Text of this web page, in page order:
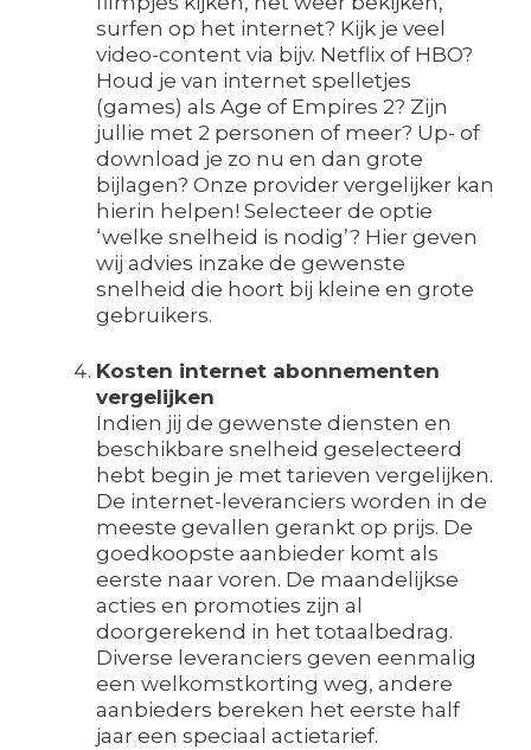
surfen op het internet? Kijk je veel
video-content via bijv. Netflix of HBO?
Houd je van internet spelletjes
(games) als Age of Empires 2? Zijn
jullie met 2 personen of meer? Up- of
download je zo nu en dan grote
bijlagen? Onze provider vergelijker kan
hierin helpen! Selecteer de optie
‘welke snelheid is nodig’? Hier geven
wij advies inzake de gewenste
snelheid die hoort bij kleine en grote
gebruikers.
Kosten internet abonnementen
vergelijken
Indien jij de gewenste diensten en
beschikbare snelheid geselecteerd
hebt begin je met tarieven vergelijken.
De internet-leveranciers worden in de
meeste gevallen gerankt op prijs. De
goedkoopste aanbieder komt als
eerste naar voren. De maandelijkse
acties en promoties zijn al
doorgerekend in het totaalbedrag.
Diverse leveranciers geven eenmalig
een welkomstkorting weg, andere
aanbieders bereken het eerste half
jaar een speciaal actietarief.